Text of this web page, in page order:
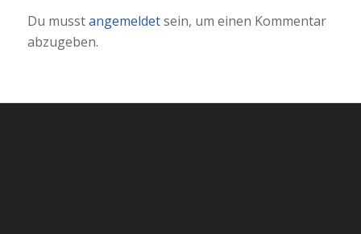
Du musstangemeldetsein, um einen Kommentar
abzugeben.